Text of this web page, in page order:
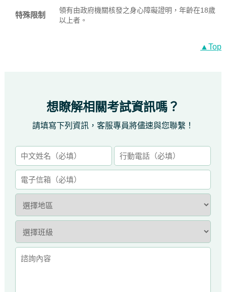
特殊限制
領有由政府機關核發之身心障礙證明，年齡在18歲
以上者。
▲Top
想瞭解相關考試資訊嗎？
請填寫下列資訊，客服專員將儘速與您聯繫！